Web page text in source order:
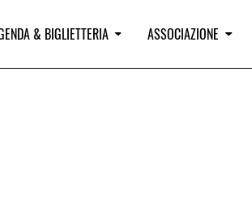
& BIGLIETTERIA ASSOCIAZIONE